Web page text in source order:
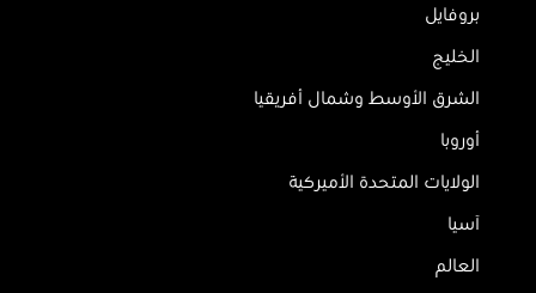
بروفايل
الخليج
الشرق الأوسط وشمال أفريقيا
أوروبا
الولايات المتحدة الأميركية
آسيا
العالم